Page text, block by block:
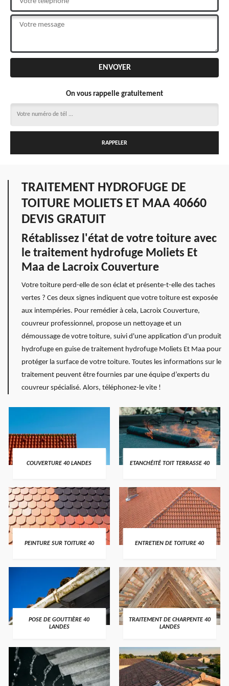
On vous rappelle gratuitement
TRAITEMENT HYDROFUGE DE
TOITURE MOLIETS ET MAA 40660
DEVIS GRATUIT
Rétablissez l'état de votre toiture avec
le traitement hydrofuge Moliets Et
Maa de Lacroix Couverture
Votre toiture perd-elle de son éclat et présente-t-elle des taches
vertes ? Ces deux signes indiquent que votre toiture est exposée
aux intempéries. Pour remédier à cela, Lacroix Couverture,
couvreur professionnel, propose un nettoyage et un
démoussage de votre toiture, suivi d'une application d'un produit
hydrofuge en guise de traitement hydrofuge Moliets Et Maa pour
protéger la surface de votre toiture. Toutes les informations sur le
traitement peuvent être fournies par une équipe d’experts du
couvreur spécialisé. Alors, téléphonez-le vite !
COUVERTURE 40 LANDES ETANCHÉITÉ TOIT TERRASSE 40
PEINTURE SUR TOITURE 40 ENTRETIEN DE TOITURE 40
POSE DE GOUTTIÈRE 40
LANDES
TRAITEMENT DE CHARPENTE 40
LANDES